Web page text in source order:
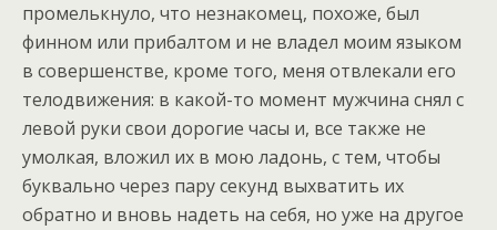
промелькнуло, что незнакомец, похоже, был
финном или прибалтом и не владел моим языком
в совершенстве, кроме того, меня отвлекали его
телодвижения: в какой-то момент мужчина снял с
левой руки свои дорогие часы и, все также не
умолкая, вложил их в мою ладонь, с тем, чтобы
буквально через пару секунд выхватить их
обратно и вновь надеть на себя, но уже на другое